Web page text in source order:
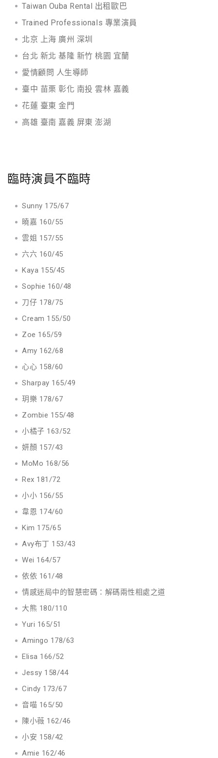
Taiwan Ouba Rental 出租歐巴
Trained Professionals 專業演員
北京 上海 廣州 深圳
台北 新北 基隆 新竹 桃園 宜蘭
愛情顧問 人生導師
臺中 苗栗 彰化 南投 雲林 嘉義
花蓮 臺東 金門
高雄 臺南 嘉義 屏東 澎湖
臨時演員不臨時
Sunny 175/67
曉嘉 160/55
雲姐 157/55
六六 160/45
Kaya 155/45
Sophie 160/48
刀仔 178/75
Cream 155/50
Zoe 165/59
Amy 162/68
心心 158/60
Sharpay 165/49
玥樂 178/67
Zombie 155/48
小橘子 163/52
妍顏 157/43
MoMo 168/56
Rex 181/72
小小 156/55
韋恩 174/60
Kim 175/65
Avy布丁 153/43
Wei 164/57
依依 161/48
情感迷局中的智慧密碼：解碼兩性相處之道
大熊 180/110
Yuri 165/51
Amingo 178/63
Elisa 166/52
Jessy 158/44
Cindy 173/67
音喵 165/50
陳小薇 162/46
小安 158/42
Amie 162/46